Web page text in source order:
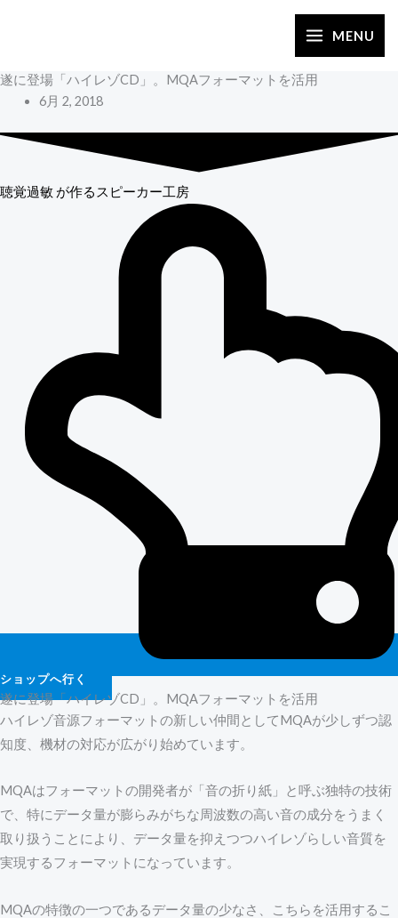
ス
ッ
MENU
遂に登場「ハイレゾCD」。MQAフォーマットを活用
6月 2, 2018
聴覚過敏 が作るスピーカー工房
ショップへ行く
遂に登場「ハイレゾCD」。MQAフォーマットを活用
ハイレゾ音源フォーマットの新しい仲間としてMQAが少しずつ認
知度、機材の対応が広がり始めています。
MQAはフォーマットの開発者が「音の折り紙」と呼ぶ独特の技術
で、特にデータ量が膨らみがちな周波数の高い音の成分をうまく
取り扱うことにより、データ量を抑えつつハイレゾらしい音質を
実現するフォーマットになっています。
MQAの特徴の一つであるデータ量の少なさ、こちらを活用するこ